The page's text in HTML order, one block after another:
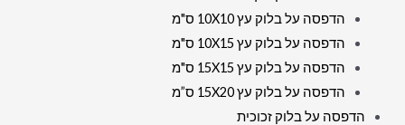
הדפסה על בלוק עץ 10X10 ס"מ
הדפסה על בלוק עץ 10X15 ס"מ
הדפסה על בלוק עץ 15X15 ס"מ
הדפסה על בלוק עץ 15X20 ס”מ
הדפסה על בלוק זכוכית